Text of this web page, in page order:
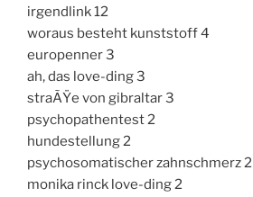
irgendlink 12
woraus besteht kunststoff 4
europenner 3
ah, das love-ding 3
straÃŸe von gibraltar 3
psychopathentest 2
hundestellung 2
psychosomatischer zahnschmerz 2
monika rinck love-ding 2